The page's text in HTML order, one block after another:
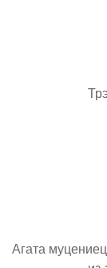
Агата